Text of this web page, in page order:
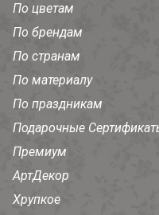
По цветам
По брендам
По странам
По материалу
По праздникам
Подарочные
Премиум
АртДекор
Хрупкое